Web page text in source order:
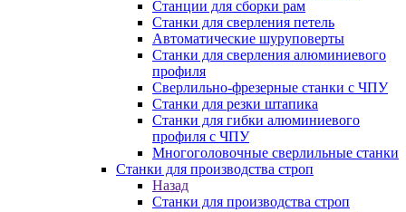
Станции для сборки рам
Станки для сверления петель
Автоматические шуруповерты
Станки для сверления алюминиевого
профиля
Сверлильно-фрезерные станки с ЧПУ
Станки для резки штапика
Станки для гибки алюминиевого
профиля с ЧПУ
Многоголовочные сверлильные станки
Станки для производства строп
Назад
Станки для производства строп